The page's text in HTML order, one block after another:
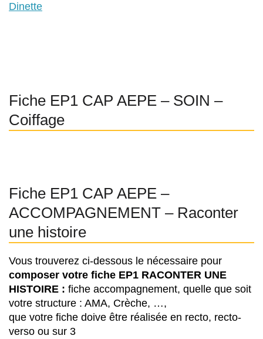
Dinette
Fiche EP1 CAP AEPE – SOIN –
Coiffage
Fiche EP1 CAP AEPE –
ACCOMPAGNEMENT – Raconter
une histoire
Vous trouverez ci-dessous le nécessaire pour
composer votre fiche EP1 RACONTER UNE
HISTOIRE : fiche accompagnement, quelle que soit
votre structure : AMA, Crèche, …,
que votre fiche doive être réalisée en recto, recto-
verso ou sur 3